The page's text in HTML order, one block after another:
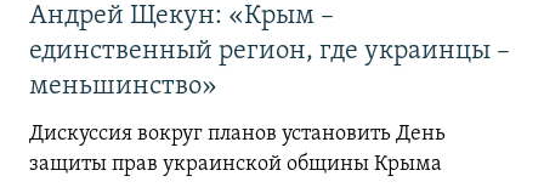
Андрей Щекун: «Крым –
единственный регион, где украинцы –
меньшинство»
Дискуссия вокруг планов установить День
защиты прав украинской общины Крыма